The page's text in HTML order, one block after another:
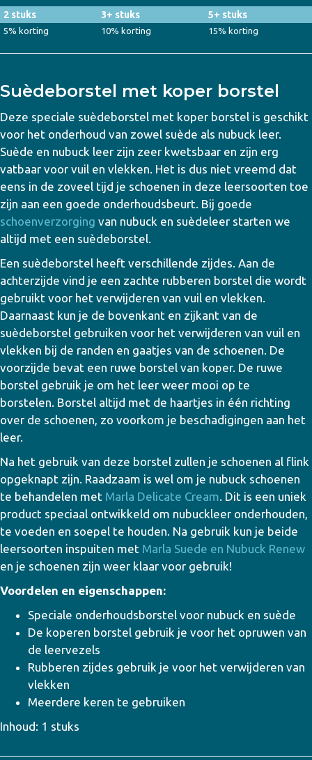
2 stuks 3+ stuks 5+ stuks
5% korting 10% korting 15% korting
Suèdeborstel met koper borstel
Deze speciale suèdeborstel met koper borstel is geschikt
voor het onderhoud van zowel suède als nubuck leer.
Suède en nubuck leer zijn zeer kwetsbaar en zijn erg
vatbaar voor vuil en vlekken. Het is dus niet vreemd dat
eens in de zoveel tijd je schoenen in deze leersoorten toe
zijn aan een goede onderhoudsbeurt. Bij goede
schoenverzorging van nubuck en suèdeleer starten we
altijd met een suèdeborstel.
Een suèdeborstel heeft verschillende zijdes. Aan de
achterzijde vind je een zachte rubberen borstel die wordt
gebruikt voor het verwijderen van vuil en vlekken.
Daarnaast kun je de bovenkant en zijkant van de
suèdeborstel gebruiken voor het verwijderen van vuil en
vlekken bij de randen en gaatjes van de schoenen. De
voorzijde bevat een ruwe borstel van koper. De ruwe
borstel gebruik je om het leer weer mooi op te
borstelen. Borstel altijd met de haartjes in één richting
over de schoenen, zo voorkom je beschadigingen aan het
leer.
Na het gebruik van deze borstel zullen je schoenen al flink
opgeknapt zijn. Raadzaam is wel om je nubuck schoenen
te behandelen met Marla Delicate Cream. Dit is een uniek
product speciaal ontwikkeld om nubuckleer onderhouden,
te voeden en soepel te houden. Na gebruik kun je beide
leersoorten inspuiten met Marla Suede en Nubuck Renew
en je schoenen zijn weer klaar voor gebruik!
Voordelen en eigenschappen:
Speciale onderhoudsborstel voor nubuck en suède
De koperen borstel gebruik je voor het opruwen van
de leervezels
Rubberen zijdes gebruik je voor het verwijderen van
vlekken
Meerdere keren te gebruiken
Inhoud: 1 stuks